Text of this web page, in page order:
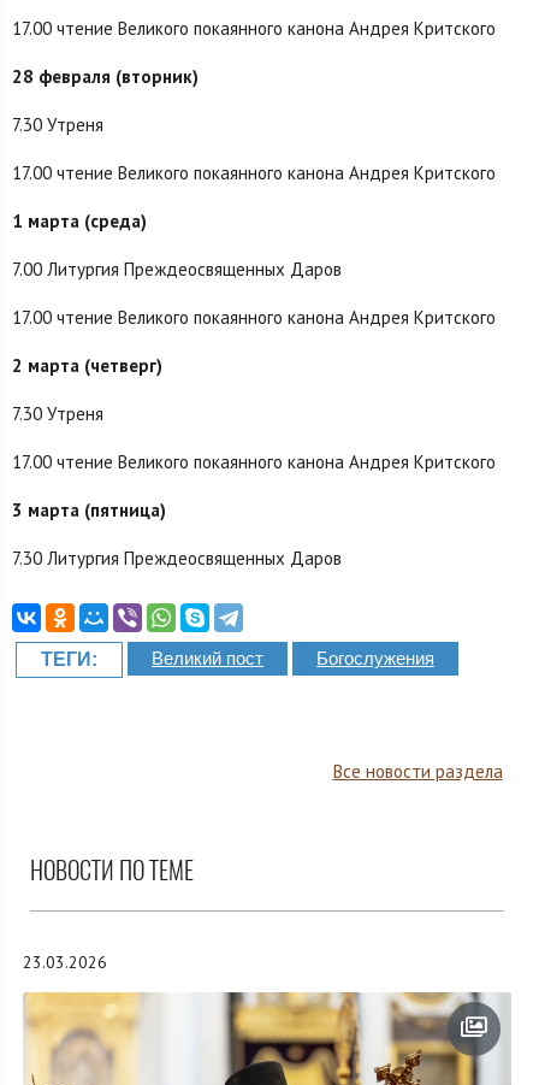
17.00 чтение Великого покаянного канона Андрея Критского
28 февраля (вторник)
7.30 Утреня
17.00 чтение Великого покаянного канона Андрея Критского
1 марта (среда)
7.00 Литургия Преждеосвященных Даров
17.00 чтение Великого покаянного канона Андрея Критского
2 марта (четверг)
7.30 Утреня
17.00 чтение Великого покаянного канона Андрея Критского
3 марта (пятница)
7.30 Литургия Преждеосвященных Даров
ТЕГИ: Великий пост Богослужения
Все новости раздела
НОВОСТИ ПО ТЕМЕ
23.03.2026